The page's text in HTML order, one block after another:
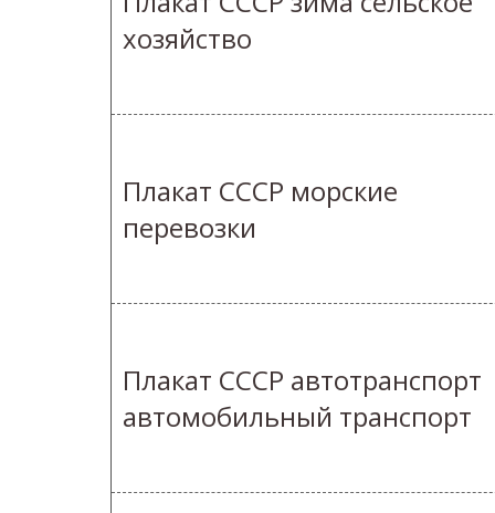
хозяйство
Плакат СССР морские
перевозки
Плакат СССР автотранспорт
автомобильный транспорт